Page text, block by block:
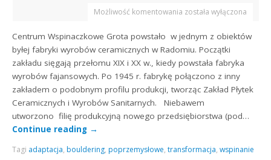
Możliwość komentowania została wyłączona
Centrum Wspinaczkowe Grota powstało w jednym z obiektów
byłej fabryki wyrobów ceramicznych w Radomiu. Początki
zakładu sięgają przełomu XIX i XX w., kiedy powstała fabryka
wyrobów fajansowych. Po 1945 r. fabrykę połączono z inny
zakładem o podobnym profilu produkcji, tworząc Zakład Płytek
Ceramicznych i Wyrobów Sanitarnych. Niebawem
utworzono filię produkcyjną nowego przedsiębiorstwa (pod…
Continue reading →
Tagi adaptacja, bouldering, poprzemysłowe,transformacja,wspinanie